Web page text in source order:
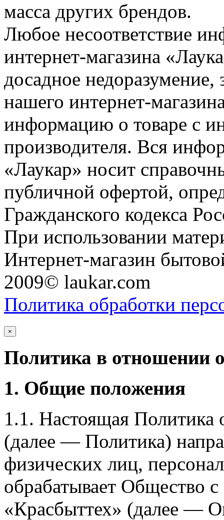
масса других брендов.
Любое несоответствие
интернет-магазина
досадное недоразумение,
нашего интернет-
информацию о товаре с
производителя. Вся
«Лаукар» носит
публичной офертой,
Гражданского кодекса
При использовании
Интернет-магазин
2009© laukar.com
Политика обработки
×
Политика в отношении
1. Общие положения
1.1. Настоящая Политика
(далее — Политика)
физических лиц,
обрабатывает Общество
«Красбыттех» (далее —